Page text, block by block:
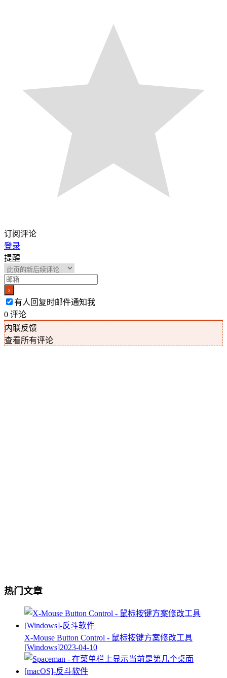
订阅评论
登录
提醒
有人回复时邮件通知我
0 评论
内联反馈
查看所有评论
热门文章
X-Mouse Button Control - 鼠标按键方案修改工具
[Windows]2023-04-10